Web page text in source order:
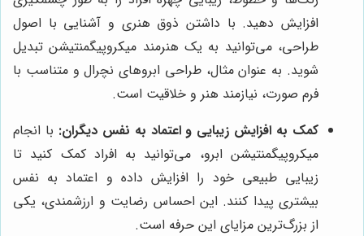
افزایش دهید. با داشتن ذوق هنری و آشنایی با اصول
طراحی، می‌توانید به یک هنرمند میکروپیگمنتیشن تبدیل
شوید. به عنوان مثال، طراحی ابروهای نچرال و متناسب با
فرم صورت، نیازمند هنر و خلاقیت است.
کمک به افزایش زیبایی و اعتماد به نفس دیگران: با انجام
میکروپیگمنتیشن ابرو، می‌توانید به افراد کمک کنید تا
زیبایی طبیعی خود را افزایش داده و اعتماد به نفس
بیشتری پیدا کنند. این احساس رضایت و ارزشمندی، یکی
از بزرگ‌ترین مزایای این حرفه است.